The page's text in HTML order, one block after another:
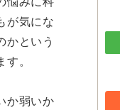
が気にな
かという
。
か弱いか